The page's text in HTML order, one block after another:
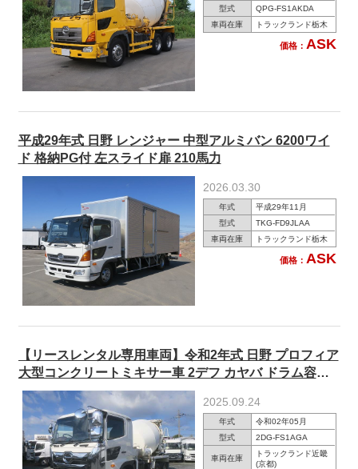
型式
QPG-FS1AKDA
車両在庫
トラックランド栃木
価格： ASK
平成29年式 日野 レンジャー 中型アルミバン 6200ワイ
ド 格納PG付 左スライド扉 210馬力
2026.03.30
年式
平成29年11月
型式
TKG-FD9JLAA
車両在庫
トラックランド栃木
価格： ASK
【リースレンタル専用車両】令和2年式 日野 プロフィア
大型コンクリートミキサー車 2デフ カヤバ ドラム容量
8.7ｍ3 ★楽のりパック施工済み！★
2025.09.24
年式
令和02年05月
型式
2DG-FS1AGA
車両在庫
トラックランド近畿
(京都)